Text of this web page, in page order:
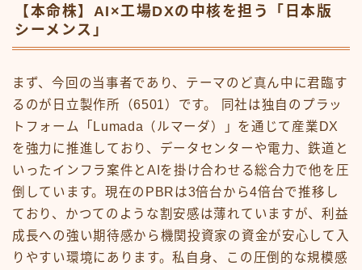
【本命株】AI×工場DXの中核を担う「日本版
シーメンス」
まず、今回の当事者であり、テーマのど真ん中に君臨す
るのが日立製作所（6501）です。 同社は独自のプラッ
トフォーム「Lumada（ルマーダ）」を通じて産業DX
を強力に推進しており、データセンターや電力、鉄道と
いったインフラ案件とAIを掛け合わせる総合力で他を圧
倒しています。現在のPBRは3倍台から4倍台で推移し
ており、かつてのような割安感は薄れていますが、利益
成長への強い期待感から機関投資家の資金が安心して入
りやすい環境にあります。私自身、この圧倒的な規模感